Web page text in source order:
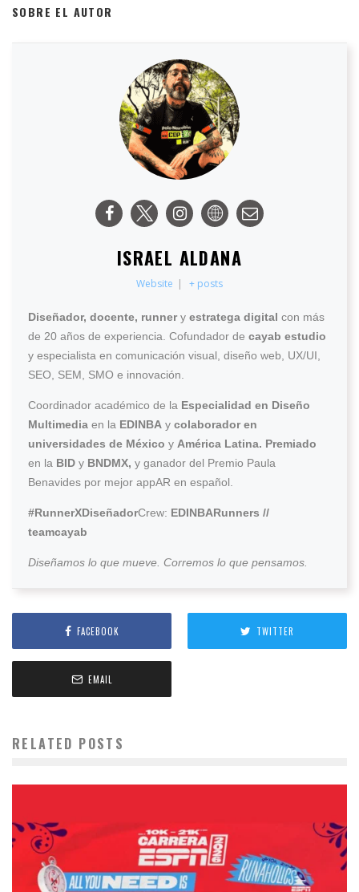
SOBRE EL AUTOR
ISRAEL ALDANA
Website | + posts
Diseñador, docente, runnery estratega digital con más
de 20 años de experiencia. Cofundador de cayab estudio
y especialista en comunicación visual, diseño web, UX/UI,
SEO, SEM, SMO e innovación.
Coordinador académico de la Especialidad en Diseño
Multimedia en la EDINBA y colaborador en
universidades de México y América Latina. Premiado
en la BID y BNDMX, y ganador del Premio Paula
Benavides por mejor appAR en español.
#RunnerXDiseñadorCrew: EDINBARunners //
teamcayab
Diseñamos lo que mueve. Corremos lo que pensamos.
FACEBOOK TWITTER
EMAIL
RELATED POSTS